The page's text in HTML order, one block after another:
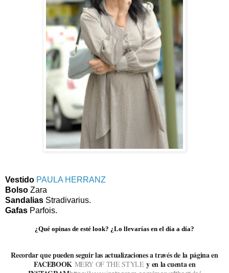
Vestido PAULA HERRANZ
Bolso Zara
Sandalias Stradivarius.
Gafas Parfois.
¿Qué opinas de esté look? ¿Lo llevarías en el día a día?
Recordar que pueden seguir las actualizaciones a través de la página en
FACEBOOK MERY OF THE STYLE y en la cuenta en